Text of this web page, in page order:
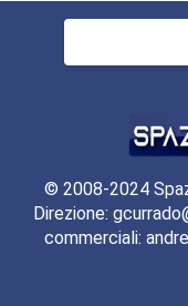
Ricerca
© 2008-2024
Direzione:
commerciali: